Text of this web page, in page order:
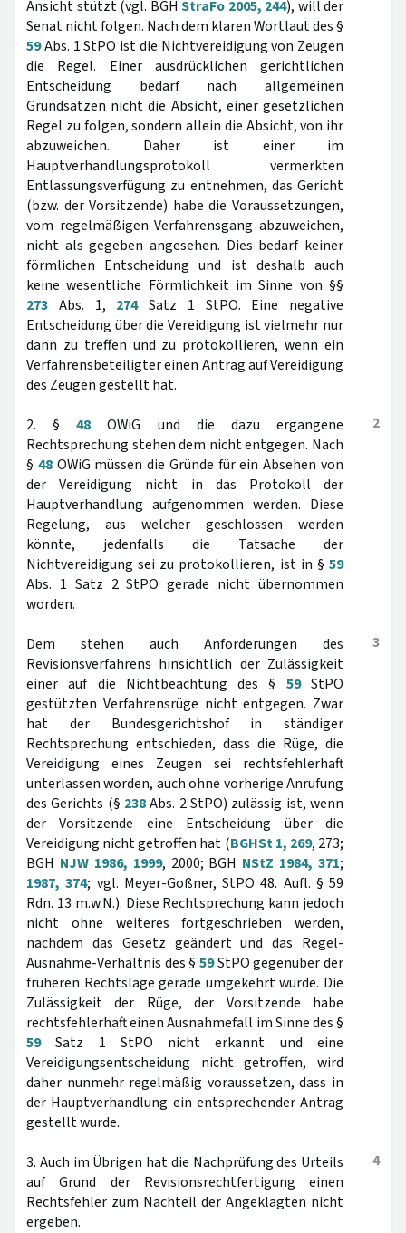
Ansicht stützt (vgl. BGH StraFo 2005, 244), will der
Senat nicht folgen. Nach dem klaren Wortlaut des §
59Abs. 1 StPO ist die Nichtvereidigung von Zeugen
die Regel. Einer ausdrücklichen gerichtlichen
Entscheidung bedarf nach allgemeinen
Grundsätzen nicht die Absicht, einer gesetzlichen
Regel zu folgen, sondern allein die Absicht, von ihr
abzuweichen. Daher ist einer im
Hauptverhandlungsprotokoll vermerkten
Entlassungsverfügung zu entnehmen, das Gericht
(bzw. der Vorsitzende) habe die Voraussetzungen,
vom regelmäßigen Verfahrensgang abzuweichen,
nicht als gegeben angesehen. Dies bedarf keiner
förmlichen Entscheidung und ist deshalb auch
keine wesentliche Förmlichkeit im Sinne von §§
273 Abs. 1, 274Satz 1 StPO. Eine negative
Entscheidung über die Vereidigung ist vielmehr nur
dann zu treffen und zu protokollieren, wenn ein
Verfahrensbeteiligter einen Antrag auf Vereidigung
des Zeugen gestellt hat.
2
2. §48 OWiG und die dazu ergangene
Rechtsprechung stehen dem nicht entgegen. Nach
§ 48OWiG müssen die Gründe für ein Absehen von
der Vereidigung nicht in das Protokoll der
Hauptverhandlung aufgenommen werden. Diese
Regelung, aus welcher geschlossen werden
könnte, jedenfalls die Tatsache der
Nichtvereidigung sei zu protokollieren, ist in § 59
Abs. 1 Satz 2 StPO gerade nicht übernommen
worden.
3
Dem stehen auch Anforderungen des
Revisionsverfahrens hinsichtlich der Zulässigkeit
einer auf die Nichtbeachtung des § 59StPO
gestützten Verfahrensrüge nicht entgegen. Zwar
hat der Bundesgerichtshof in ständiger
Rechtsprechung entschieden, dass die Rüge, die
Vereidigung eines Zeugen sei rechtsfehlerhaft
unterlassen worden, auch ohne vorherige Anrufung
des Gerichts (§ 238Abs. 2 StPO) zulässig ist, wenn
der Vorsitzende eine Entscheidung über die
Vereidigung nicht getroffen hat (BGHSt 1, 269, 273;
BGH NJW 1986, 1999, 2000; BGH NStZ 1984, 371;
1987, 374; vgl. Meyer-Goßner, StPO 48. Aufl. § 59
Rdn. 13 m.w.N.). Diese Rechtsprechung kann jedoch
nicht ohne weiteres fortgeschrieben werden,
nachdem das Gesetz geändert und das Regel-
Ausnahme-Verhältnis des § 59StPO gegenüber der
früheren Rechtslage gerade umgekehrt wurde. Die
Zulässigkeit der Rüge, der Vorsitzende habe
rechtsfehlerhaft einen Ausnahmefall im Sinne des §
59Satz 1 StPO nicht erkannt und eine
Vereidigungsentscheidung nicht getroffen, wird
daher nunmehr regelmäßig voraussetzen, dass in
der Hauptverhandlung ein entsprechender Antrag
gestellt wurde.
4
3. Auch im Übrigen hat die Nachprüfung des Urteils
auf Grund der Revisionsrechtfertigung einen
Rechtsfehler zum Nachteil der Angeklagten nicht
ergeben.